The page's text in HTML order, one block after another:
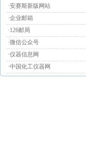
·安赛斯新版网站
·企业邮箱
·126邮局
·微信公众号
·仪器信息网
·中国化工仪器网